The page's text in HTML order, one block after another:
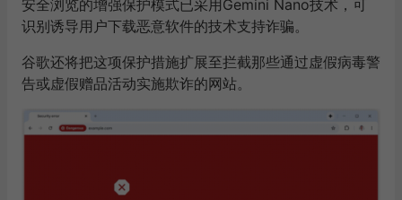
安全浏览的增强保护模式已采用Gemini Nano技术，可
识别诱导用户下载恶意软件的技术支持诈骗。
谷歌还将把这项保护措施扩展至拦截那些通过虚假病毒警
告或虚假赠品活动实施欺诈的网站。